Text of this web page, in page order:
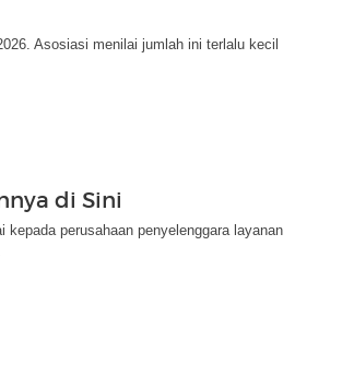
Asosiasi menilai jumlah ini terlalu kecil
di Sini
perusahaan penyelenggara layanan